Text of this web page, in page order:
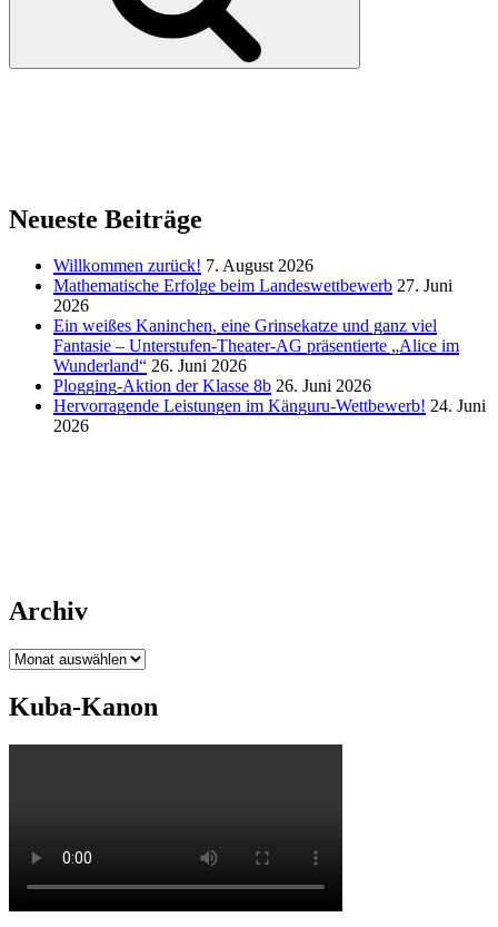
Neueste Beiträge
Willkommen zurück! 7. August 2026
Mathematische Erfolge beim Landeswettbewerb 27. Juni
2026
Ein weißes Kaninchen, eine Grinsekatze und ganz viel
Fantasie – Unterstufen-Theater-AG präsentierte „Alice im
Wunderland“ 26. Juni 2026
Plogging-Aktion der Klasse 8b 26. Juni 2026
Hervorragende Leistungen im Känguru-Wettbewerb! 24. Juni
2026
Archiv
Archiv
Kuba-Kanon